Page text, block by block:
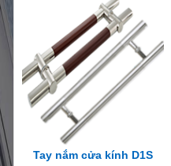
Tay nắm cửa kính D1S